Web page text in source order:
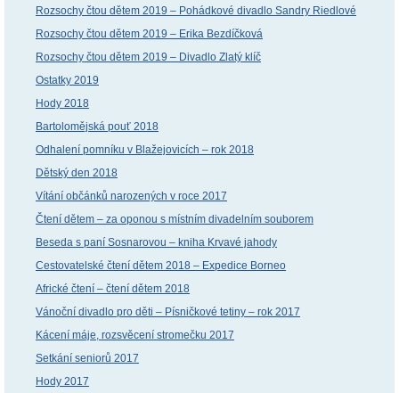
Rozsochy čtou dětem 2019 – Pohádkové divadlo Sandry Riedlové
Rozsochy čtou dětem 2019 – Erika Bezdíčková
Rozsochy čtou dětem 2019 – Divadlo Zlatý klíč
Ostatky 2019
Hody 2018
Bartolomějská pouť 2018
Odhalení pomníku v Blažejovicích – rok 2018
Dětský den 2018
Vítání občánků narozených v roce 2017
Čtení dětem – za oponou s místním divadelním souborem
Beseda s paní Sosnarovou – kniha Krvavé jahody
Cestovatelské čtení dětem 2018 – Expedice Borneo
Africké čtení – čtení dětem 2018
Vánoční divadlo pro děti – Písničkové tetiny – rok 2017
Kácení máje, rozsvěcení stromečku 2017
Setkání seniorů 2017
Hody 2017